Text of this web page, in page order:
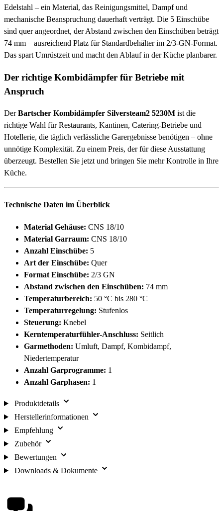
Edelstahl – ein Material, das Reinigungsmittel, Dampf und
mechanische Beanspruchung dauerhaft verträgt. Die 5 Einschübe
sind quer angeordnet, der Abstand zwischen den Einschüben beträgt
74 mm – ausreichend Platz für Standardbehälter im 2/3-GN-Format.
Das spart Umrüstzeit und macht den Ablauf in der Küche planbarer.
Der richtige Kombidämpfer für Betriebe mit
Anspruch
DerBartscher Kombidämpfer Silversteam2 5230M ist die
richtige Wahl für Restaurants, Kantinen, Catering-Betriebe und
Hotellerie, die täglich verlässliche Garergebnisse benötigen – ohne
unnötige Komplexität. Zu einem Preis, der für diese Ausstattung
überzeugt. Bestellen Sie jetzt und bringen Sie mehr Kontrolle in Ihre
Küche.
Technische Daten im Überblick
Material Gehäuse: CNS 18/10
Material Garraum: CNS 18/10
Anzahl Einschübe: 5
Art der Einschübe: Quer
Format Einschübe: 2/3 GN
Abstand zwischen den Einschüben: 74 mm
Temperaturbereich: 50 °C bis 280 °C
Temperaturregelung: Stufenlos
Steuerung: Knebel
Kerntemperaturfühler-Anschluss: Seitlich
Garmethoden: Umluft, Dampf, Kombidampf,
Niedertemperatur
Anzahl Garprogramme: 1
Anzahl Garphasen: 1
Produktdetails
Herstellerinformationen
Empfehlung
Zubehör
Bewertungen
Downloads & Dokumente